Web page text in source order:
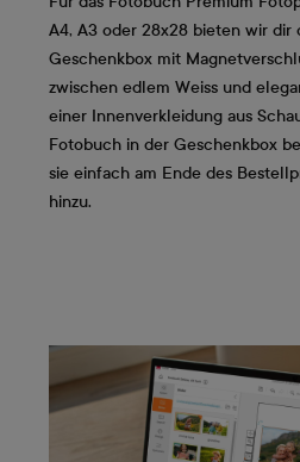
A4, A3 oder 28x28 bieten wir dir
Geschenkbox mit
zwischen edlem Weiss und
einer Innenverkleidung aus
Fotobuch in der Geschenkbox
sie einfach am Ende des
hinzu.